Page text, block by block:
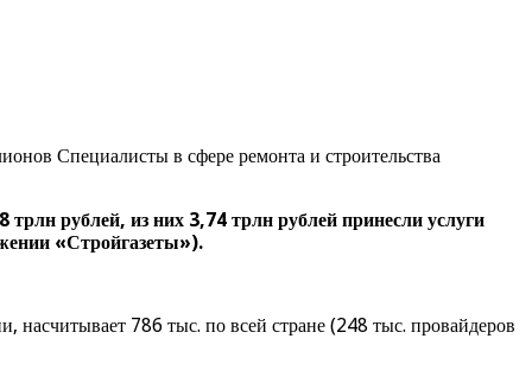
Специалисты в сфере ремонта и строительства
трлн рублей, из них 3,74 трлн рублей принесли услуги
«Стройгазеты»).
насчитывает 786 тыс. по всей стране (248 тыс. провайдеров